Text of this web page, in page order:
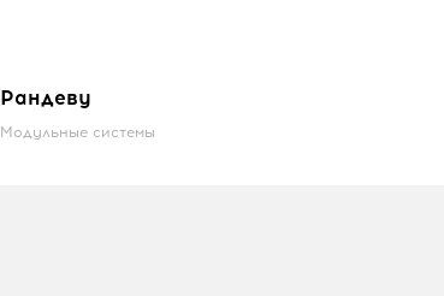
Рандеву
Модульные системы